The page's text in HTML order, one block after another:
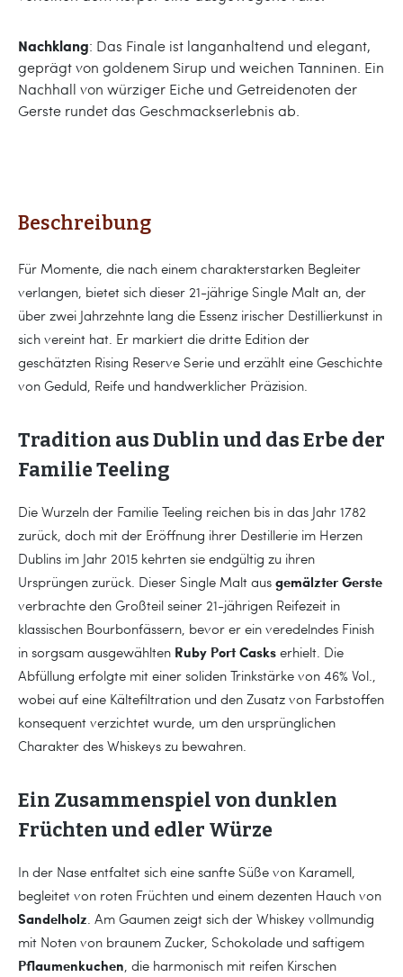
Nachklang: Das Finale ist langanhaltend und elegant,
geprägt von goldenem Sirup und weichen Tanninen. Ein
Nachhall von würziger Eiche und Getreidenoten der
Gerste rundet das Geschmackserlebnis ab.
Beschreibung
Für Momente, die nach einem charakterstarken Begleiter
verlangen, bietet sich dieser 21-jährige Single Malt an, der
über zwei Jahrzehnte lang die Essenz irischer Destillierkunst in
sich vereint hat. Er markiert die dritte Edition der
geschätzten Rising Reserve Serie und erzählt eine Geschichte
von Geduld, Reife und handwerklicher Präzision.
Tradition aus Dublin und das Erbe der
Familie Teeling
Die Wurzeln der Familie Teeling reichen bis in das Jahr 1782
zurück, doch mit der Eröffnung ihrer Destillerie im Herzen
Dublins im Jahr 2015 kehrten sie endgültig zu ihren
Ursprüngen zurück. Dieser Single Malt aus gemälzter Gerste
verbrachte den Großteil seiner 21-jährigen Reifezeit in
klassischen Bourbonfässern, bevor er ein veredelndes Finish
in sorgsam ausgewählten Ruby Port Casks erhielt. Die
Abfüllung erfolgte mit einer soliden Trinkstärke von 46% Vol.,
wobei auf eine Kältefiltration und den Zusatz von Farbstoffen
konsequent verzichtet wurde, um den ursprünglichen
Charakter des Whiskeys zu bewahren.
Ein Zusammenspiel von dunklen
Früchten und edler Würze
In der Nase entfaltet sich eine sanfte Süße von Karamell,
begleitet von roten Früchten und einem dezenten Hauch von
Sandelholz . Am Gaumen zeigt sich der Whiskey vollmundig
mit Noten von braunem Zucker, Schokolade und saftigem
Pflaumenkuchen , die harmonisch mit reifen Kirschen